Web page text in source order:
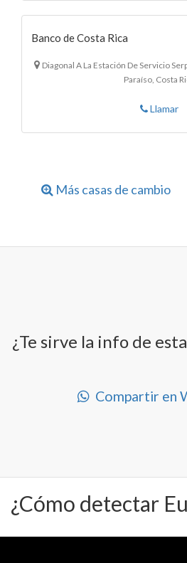
Banco de Costa Rica
Diagonal A La Estación De Servicio
Paraíso, Costa
Llamar
Más casas de cambio
¿Te sirve la info de
Compartir en
¿Cómo detectar